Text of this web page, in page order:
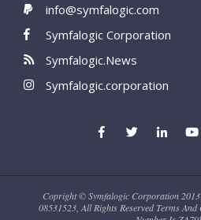
info@symfalogic.com
Symfalogic Corporation
Symfalogic.News
Symfalogic.corporation
Copright © Symfalogic Corporation
08531523, All Rights Reserved Terms